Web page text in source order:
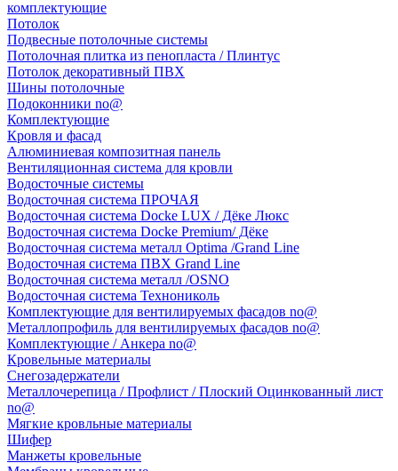
комплектующие
Потолок
Подвесные потолочные системы
Потолочная плитка из пенопласта / Плинтус
Потолок декоративный ПВХ
Шины потолочные
Подоконники no@
Комплектующие
Кровля и фасад
Алюминиевая композитная панель
Вентиляционная система для кровли
Водосточные системы
Водосточная система ПРОЧАЯ
Водосточная система Docke LUX / Дёке Люкс
Водосточная система Docke Premium/ Дёке
Водосточная система металл Optima /Grand Line
Водосточная система ПВХ Grand Line
Водосточная система металл /OSNO
Водосточная система Технониколь
Комплектующие для вентилируемых фасадов no@
Металлопрофиль для вентилируемых фасадов no@
Комплектующие / Анкера no@
Кровельные материалы
Снегозадержатели
Металлочерепица / Профлист / Плоский Оцинкованный лист
no@
Мягкие кровльные материалы
Шифер
Манжеты кровельные